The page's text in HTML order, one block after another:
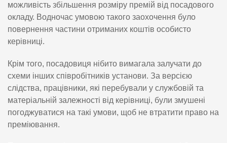
можливість збільшення розміру премій від посадового
окладу. Водночас умовою такого заохочення було
повернення частини отриманих коштів особисто
керівниці.
Крім того, посадовиця нібито вимагала залучати до
схеми інших співробітників установи. За версією
слідства, працівники, які перебували у службовій та
матеріальній залежності від керівниці, були змушені
погоджуватися на такі умови, щоб не втратити право на
преміювання.